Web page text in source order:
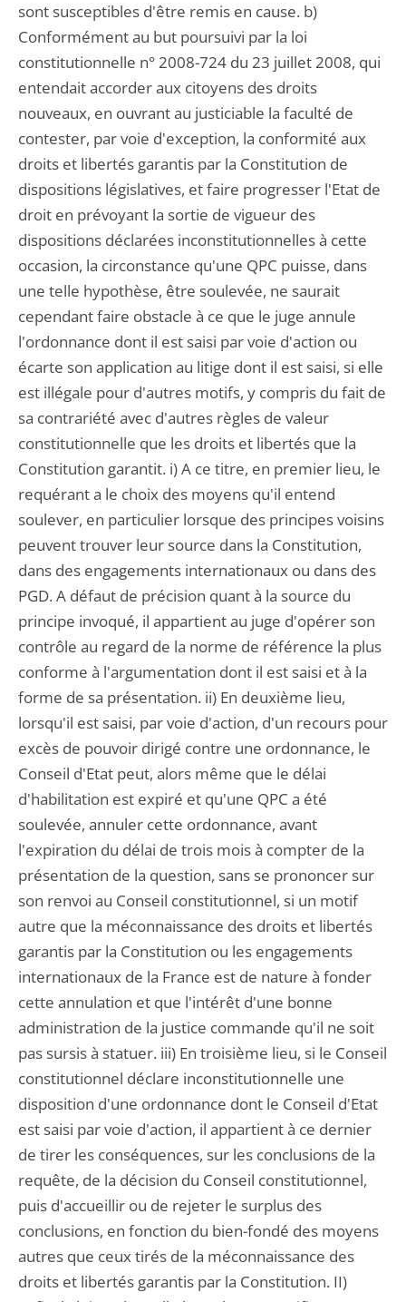
sont susceptibles d'être remis en cause. b)
Conformément au but poursuivi par la loi
constitutionnelle n° 2008-724 du 23 juillet 2008, qui
entendait accorder aux citoyens des droits
nouveaux, en ouvrant au justiciable la faculté de
contester, par voie d'exception, la conformité aux
droits et libertés garantis par la Constitution de
dispositions législatives, et faire progresser l'Etat de
droit en prévoyant la sortie de vigueur des
dispositions déclarées inconstitutionnelles à cette
occasion, la circonstance qu'une QPC puisse, dans
une telle hypothèse, être soulevée, ne saurait
cependant faire obstacle à ce que le juge annule
l'ordonnance dont il est saisi par voie d'action ou
écarte son application au litige dont il est saisi, si elle
est illégale pour d'autres motifs, y compris du fait de
sa contrariété avec d'autres règles de valeur
constitutionnelle que les droits et libertés que la
Constitution garantit. i) A ce titre, en premier lieu, le
requérant a le choix des moyens qu'il entend
soulever, en particulier lorsque des principes voisins
peuvent trouver leur source dans la Constitution,
dans des engagements internationaux ou dans des
PGD. A défaut de précision quant à la source du
principe invoqué, il appartient au juge d'opérer son
contrôle au regard de la norme de référence la plus
conforme à l'argumentation dont il est saisi et à la
forme de sa présentation. ii) En deuxième lieu,
lorsqu'il est saisi, par voie d'action, d'un recours pour
excès de pouvoir dirigé contre une ordonnance, le
Conseil d'Etat peut, alors même que le délai
d'habilitation est expiré et qu'une QPC a été
soulevée, annuler cette ordonnance, avant
l'expiration du délai de trois mois à compter de la
présentation de la question, sans se prononcer sur
son renvoi au Conseil constitutionnel, si un motif
autre que la méconnaissance des droits et libertés
garantis par la Constitution ou les engagements
internationaux de la France est de nature à fonder
cette annulation et que l'intérêt d'une bonne
administration de la justice commande qu'il ne soit
pas sursis à statuer. iii) En troisième lieu, si le Conseil
constitutionnel déclare inconstitutionnelle une
disposition d'une ordonnance dont le Conseil d'Etat
est saisi par voie d'action, il appartient à ce dernier
de tirer les conséquences, sur les conclusions de la
requête, de la décision du Conseil constitutionnel,
puis d'accueillir ou de rejeter le surplus des
conclusions, en fonction du bien-fondé des moyens
autres que ceux tirés de la méconnaissance des
droits et libertés garantis par la Constitution. II)